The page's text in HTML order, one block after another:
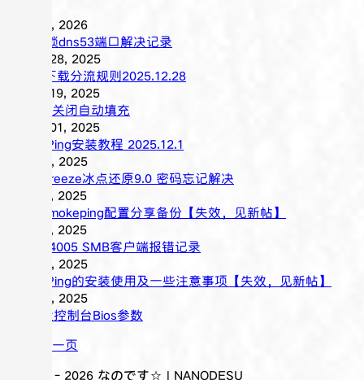
二月 09, 2026
机房封锁dns53端口解决记录
十二月 28, 2025
Steam下载分流规则2025.12.28
十二月 19, 2025
Chrome关闭自动填充
十二月 01, 2025
SmokePing安装教程 2025.12.1
十月 26, 2025
Deep Freeze冰点还原9.0 密码忘记解决
九月 21, 2025
自用Somokeping配置分享备份【失效，见新帖】
九月 16, 2025
0x80004005 SMB客户端报错记录
七月 27, 2025
SmokePing的安装使用及一些注意事项【失效，见新帖】
七月 02, 2025
Dell硬盘控制台Bios参数
下一页
© 2021 - 2026 なのです☆ | NANODESU